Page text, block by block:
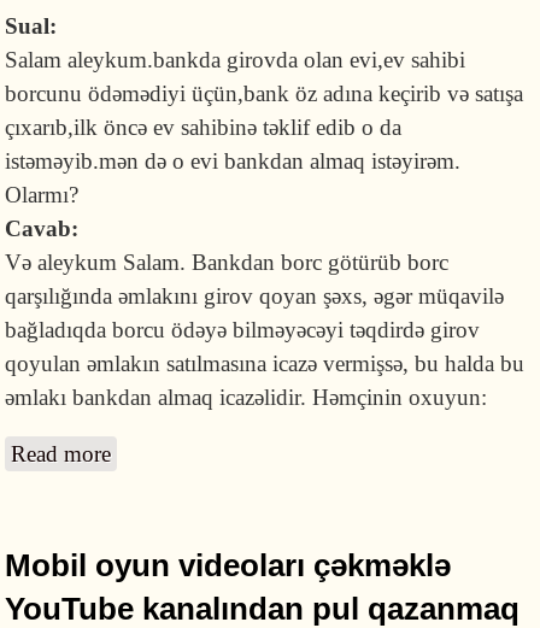
Sual:
Salam aleykum.bankda girovda olan evi,ev sahibi
borcunu ödəmədiyi üçün,bank öz adına keçirib və satışa
çıxarıb,ilk öncə ev sahibinə təklif edib o da
istəməyib.mən də o evi bankdan almaq istəyirəm.
Olarmı?
Cavab:
Və aleykum Salam. Bankdan borc götürüb borc
qarşılığında əmlakını girov qoyan şəxs, əgər müqavilə
bağladıqda borcu ödəyə bilməyəcəyi təqdirdə girov
qoyulan əmlakın satılmasına icazə vermişsə, bu halda bu
əmlakı bankdan almaq icazəlidir. Həmçinin oxuyun:
Read more
Mobil oyun videoları çəkməklə
YouTube kanalından pul qazanmaq